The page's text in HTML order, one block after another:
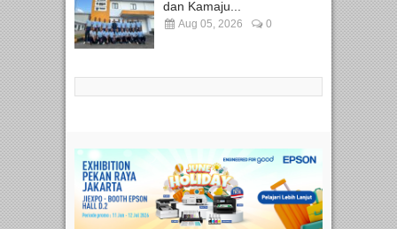
dan Kamaju...
Aug 05, 2026 0